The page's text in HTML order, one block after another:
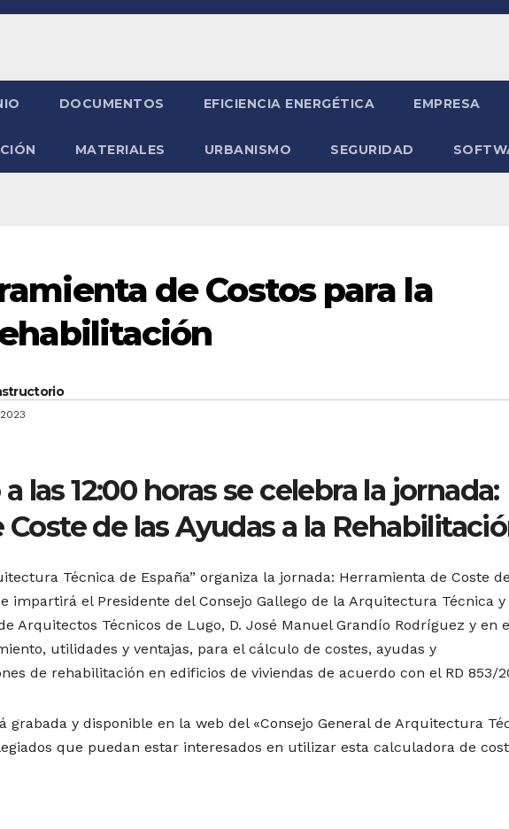
DOCUMENTOS EFICIENCIA ENERGÉTICA EMPRESA
MATERIALES URBANISMO SEGURIDAD
de Costos para la
2023
las 12:00 horas se celebra la jornada:
de las Ayudas a la
Técnica de España” organiza la jornada: Herramienta de Coste
impartirá el Presidente del Consejo Gallego de la Arquitectura Técnica y
Arquitectos Técnicos de Lugo, D. José Manuel Grandío Rodríguez y en
utilidades y ventajas, para el cálculo de costes, ayudas y
de rehabilitación en edificios de viviendas de acuerdo con el RD 853/
grabada y disponible en la web del «Consejo General de Arquitectura
que puedan estar interesados ​​en utilizar esta calculadora de